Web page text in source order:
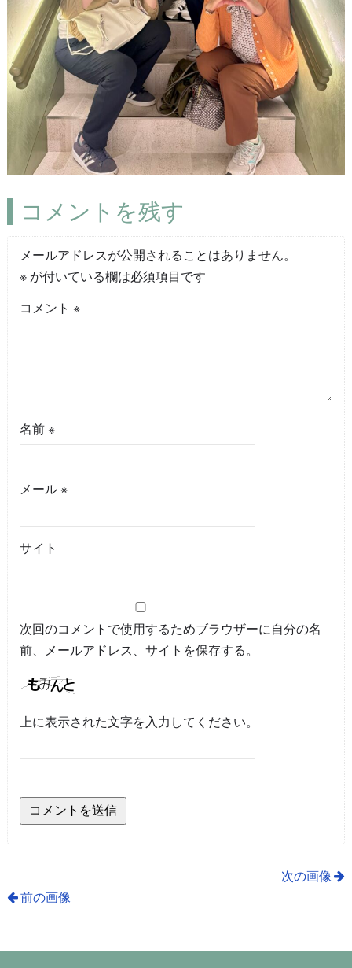
コメントを残す
メールアドレスが公開されることはありません。
※が付いている欄は必須項目です
コメント ※
名前 ※
メール ※
サイト
次回のコメントで使用するためブラウザーに自分の名
前、メールアドレス、サイトを保存する。
上に表示された文字を入力してください。
次の画像
前の画像